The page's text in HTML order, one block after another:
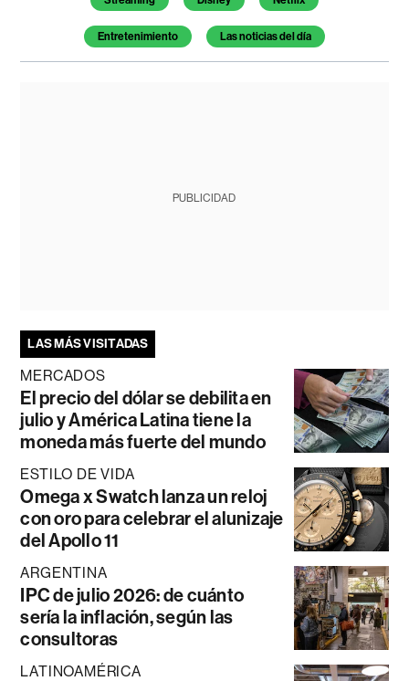
Entretenimiento Las noticias del día
PUBLICIDAD
LAS MÁS VISITADAS
MERCADOS
El precio del dólar se debilita en
julio y América Latina tiene la
moneda más fuerte del mundo
ESTILO DE VIDA
Omega x Swatch lanza un reloj
con oro para celebrar el alunizaje
del Apollo 11
ARGENTINA
IPC de julio 2026: de cuánto
sería la inflación, según las
consultoras
LATINOAMÉRICA